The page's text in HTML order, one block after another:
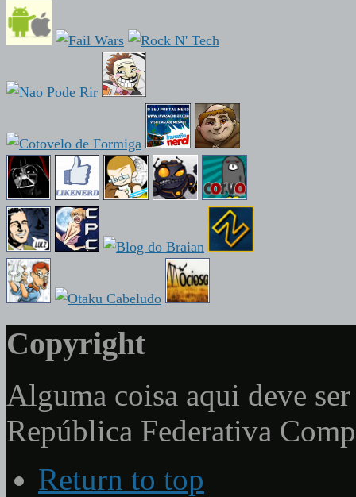
Copyright
Alguma coisa aqui deve
República Federativa
Return to top